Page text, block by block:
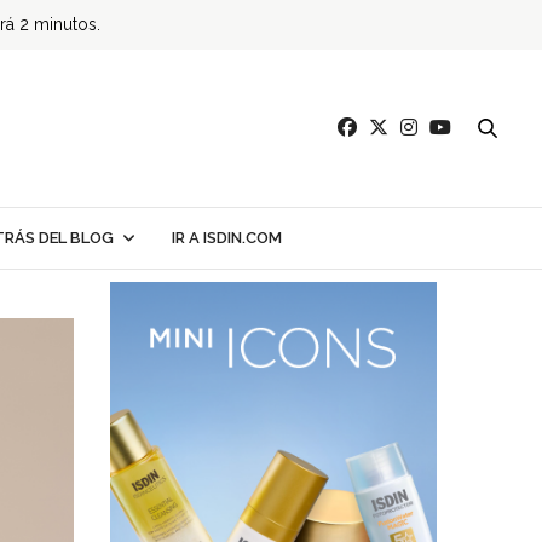
2 minutos.
DEL BLOG IR A ISDIN.COM